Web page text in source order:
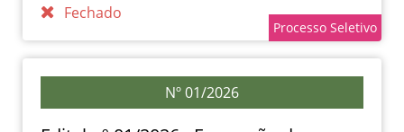
Fechado
Processo Seletivo
Nº 01/2026